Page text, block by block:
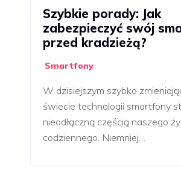
Szybkie porady: Jak
zabezpieczyć swój
przed kradzieżą?
Smartfony
W dzisiejszym szybko
świecie technologii smartfony
nieodłączną częścią naszego
codziennego. Niemniej…